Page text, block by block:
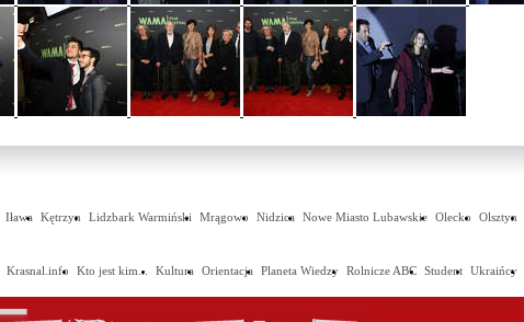
Iława Kętrzyn Lidzbark Warmiński Mrągowo Nidzica Nowe Miasto Lubawskie Olecko Olsztyn
Krasnal.info Kto jest kim... Kultura Orientacja Planeta Wiedzy Rolnicze ABC Student Ukraińcy